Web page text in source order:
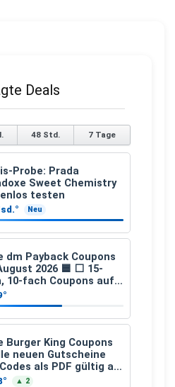
Deals
48 Std. 7 Tage
Probe: Prada
Sweet Chemistry
testen
Neu
dm Payback Coupons
2026 🟦 ⬜ 15-
10-fach Coupons auf
Einkauf ab 2
Burger King Coupons
neuen Gutscheine
als PDF gültig ab
bis 04.09.2026
▲ 2